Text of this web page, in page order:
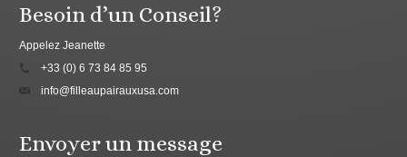
Besoin d’un Conseil?
Appelez Jeanette
+33 (0) 6 73 84 85 95
info@filleaupairauxusa.com
Envoyer un message